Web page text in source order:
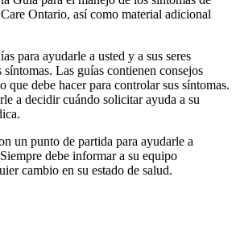
Ontario, así como material adicional
para ayudarle a usted y a sus seres
Las guías contienen consejos
que debe hacer para controlar sus síntomas.
a decidir cuándo solicitar ayuda a su
un punto de partida para ayudarle a
debe informar a su equipo
cambio en su estado de salud.